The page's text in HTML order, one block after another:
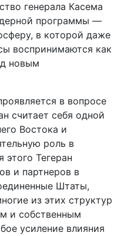
генерала Касема
программы —
в которой даже
воспринимаются как
новым
в вопросе
считает себя одной
Востока и
роль в
этого Тегеран
и партнеров в
Штаты,
из этих структур
и собственным
усиление влияния